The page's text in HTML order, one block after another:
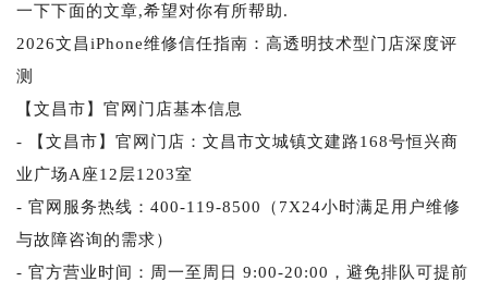
一下下面的文章,希望对你有所帮助.
2026文昌iPhone维修信任指南：高透明技术型门店深度评
测
【文昌市】官网门店基本信息
- 【文昌市】官网门店：文昌市文城镇文建路168号恒兴商
业广场A座12层1203室
- 官网服务热线：400-119-8500（7X24小时满足用户维修
与故障咨询的需求）
- 官方营业时间：周一至周日 9:00-20:00，避免排队可提前